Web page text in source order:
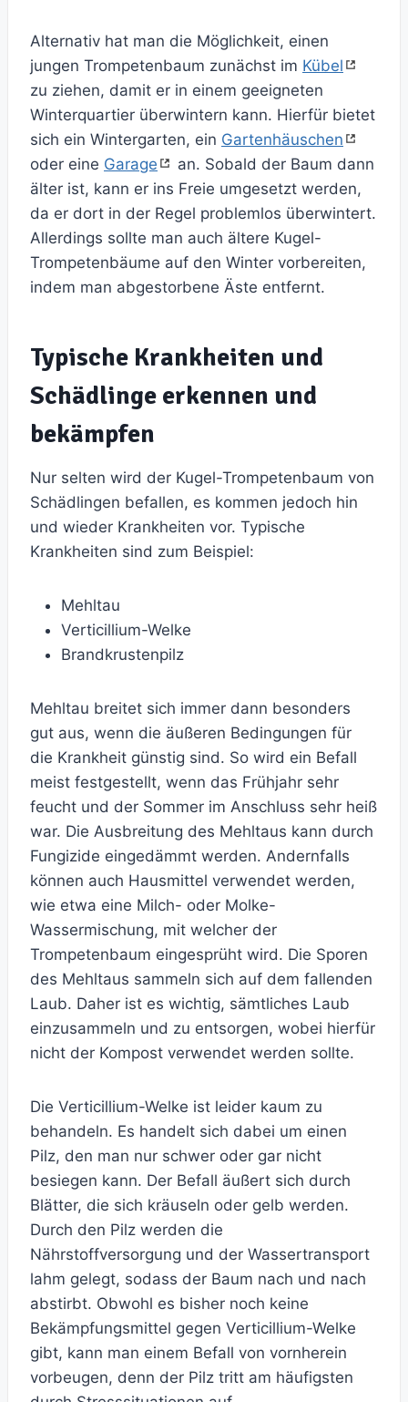
Alternativ hat man die Möglichkeit, einen
jungen Trompetenbaum zunächst im Kübel
zu ziehen, damit er in einem geeigneten
Winterquartier überwintern kann. Hierfür bietet
sich ein Wintergarten, ein Gartenhäuschen
oder eine Garage
an. Sobald der Baum dann
älter ist, kann er ins Freie umgesetzt werden,
da er dort in der Regel problemlos überwintert.
Allerdings sollte man auch ältere Kugel-
Trompetenbäume auf den Winter vorbereiten,
indem man abgestorbene Äste entfernt.
Typische Krankheiten und
Schädlinge erkennen und
bekämpfen
Nur selten wird der Kugel-Trompetenbaum von
Schädlingen befallen, es kommen jedoch hin
und wieder Krankheiten vor. Typische
Krankheiten sind zum Beispiel:
Mehltau
Verticillium-Welke
Brandkrustenpilz
Mehltau breitet sich immer dann besonders
gut aus, wenn die äußeren Bedingungen für
die Krankheit günstig sind. So wird ein Befall
meist festgestellt, wenn das Frühjahr sehr
feucht und der Sommer im Anschluss sehr heiß
war. Die Ausbreitung des Mehltaus kann durch
Fungizide eingedämmt werden. Andernfalls
können auch Hausmittel verwendet werden,
wie etwa eine Milch- oder Molke-
Wassermischung, mit welcher der
Trompetenbaum eingesprüht wird. Die Sporen
des Mehltaus sammeln sich auf dem fallenden
Laub. Daher ist es wichtig, sämtliches Laub
einzusammeln und zu entsorgen, wobei hierfür
nicht der Kompost verwendet werden sollte.
Die Verticillium-Welke ist leider kaum zu
behandeln. Es handelt sich dabei um einen
Pilz, den man nur schwer oder gar nicht
besiegen kann. Der Befall äußert sich durch
Blätter, die sich kräuseln oder gelb werden.
Durch den Pilz werden die
Nährstoffversorgung und der Wassertransport
lahm gelegt, sodass der Baum nach und nach
abstirbt. Obwohl es bisher noch keine
Bekämpfungsmittel gegen Verticillium-Welke
gibt, kann man einem Befall von vornherein
vorbeugen, denn der Pilz tritt am häufigsten